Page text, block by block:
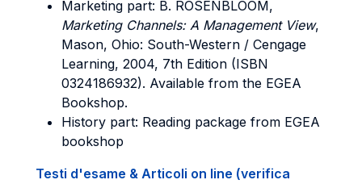
Marketing part: B. ROSENBLOOM,
Marketing Channels: A Management View,
Mason, Ohio: South-Western / Cengage
Learning, 2004, 7th Edition (ISBN
0324186932). Available from the EGEA
Bookshop.
History part: Reading package from EGEA
bookshop
Testi d'esame & Articoli on line (verifica